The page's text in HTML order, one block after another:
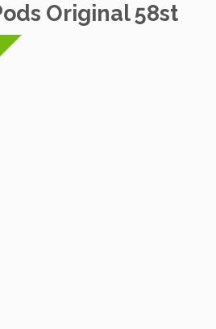
Original 58st